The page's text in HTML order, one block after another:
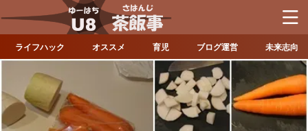
ライフハック オススメ 育児 ブログ運営 未来志向